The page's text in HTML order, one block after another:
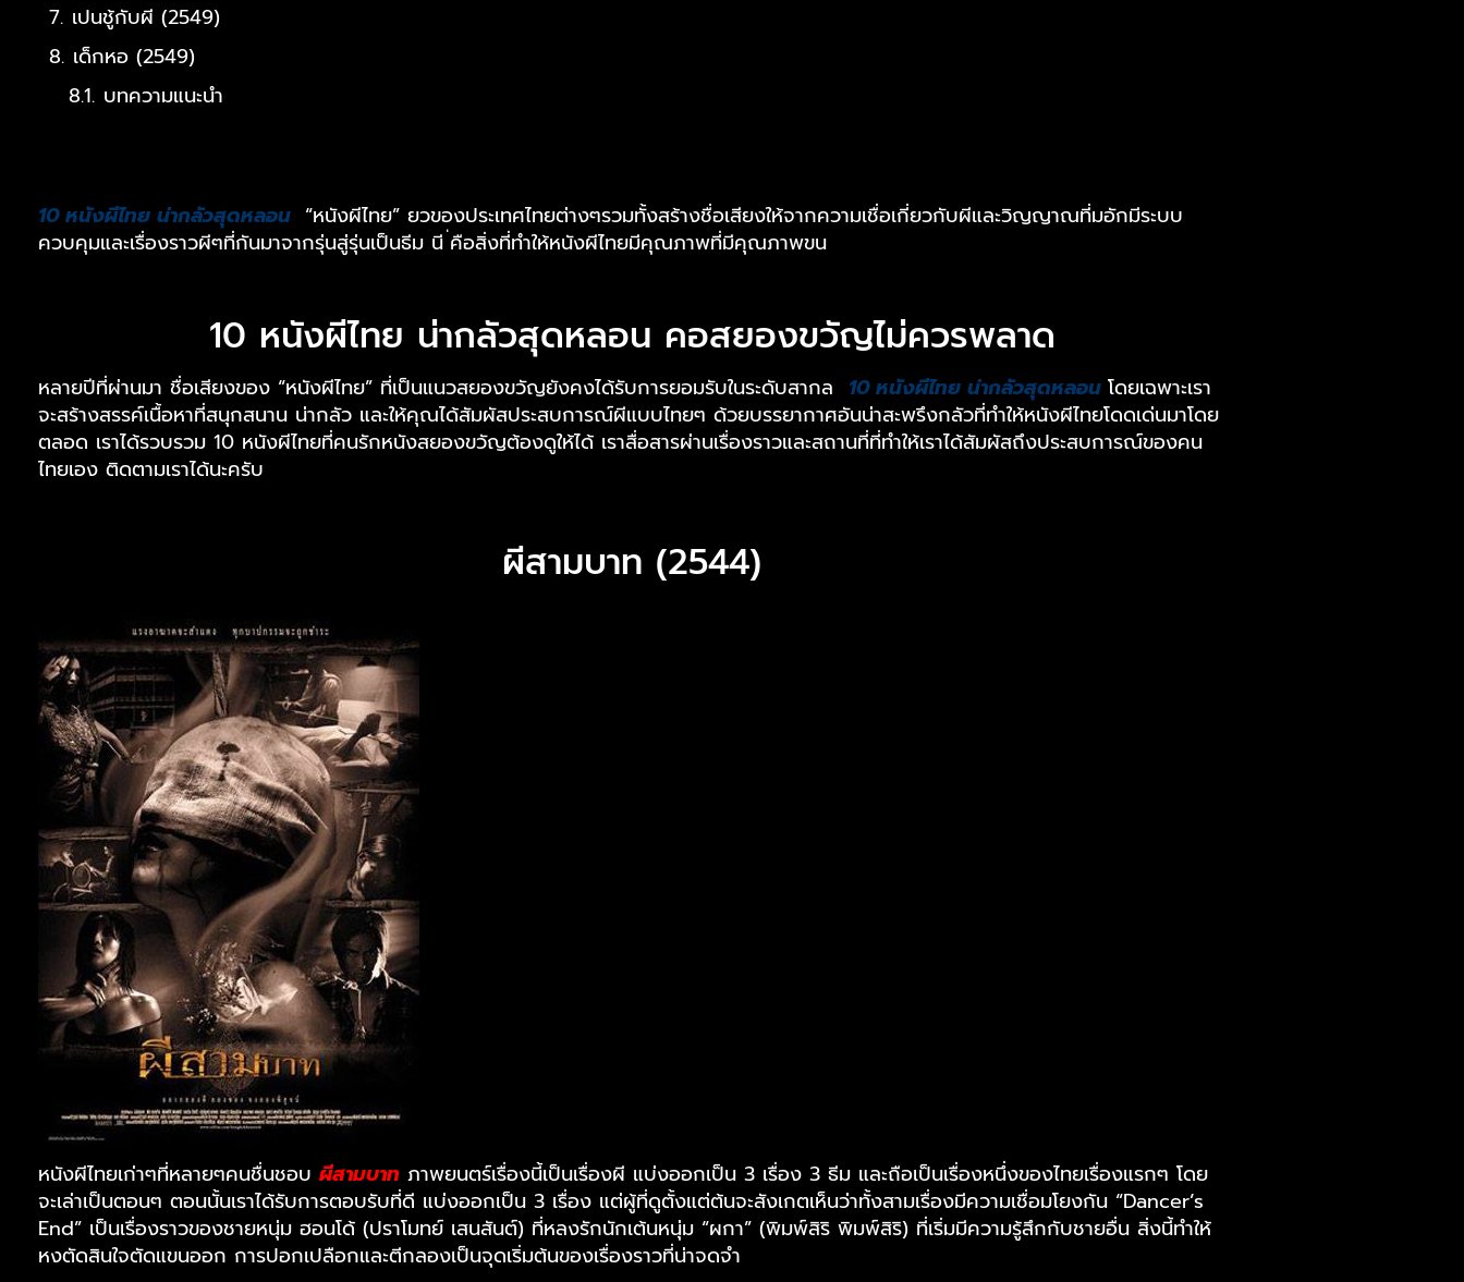
เปนชู้กับผี (2549)
เด็กหอ (2549)
บทความแนะนำ
10 หนังผีไทย น่ากลัวสุดหลอน “หนังผีไทย” ยวของประเทศไทยต่างๆรวมทั้งสร้างชื่อเสียงให้จากความเชื่อเกี่ยวกับผีและวิญญาณที่มอักมีระบบ
ควบคุมและเรื่องราวผีๆที่กันมาจากรุ่นสู่รุ่นเป็นธีม นี ่คือสิ่งที่ทำให้หนังผีไทยมีคุณภาพที่มีคุณภาพขน
10 หนังผีไทย น่ากลัวสุดหลอน คอสยองขวัญไม่ควรพลาด
หลายปีที่ผ่านมา ชื่อเสียงของ “หนังผีไทย” ที่เป็นแนวสยองขวัญยังคงได้รับการยอมรับในระดับสากล 10 หนังผีไทย น่ากลัวสุดหลอน โดยเฉพาะเรา
จะสร้างสรรค์เนื้อหาที่สนุกสนาน น่ากลัว และให้คุณได้สัมผัสประสบการณ์ผีแบบไทยๆ ด้วยบรรยากาศอันน่าสะพรึงกลัวที่ทำให้หนังผีไทยโดดเด่นมาโดย
ตลอด เราได้รวบรวม 10 หนังผีไทยที่คนรักหนังสยองขวัญต้องดูให้ได้ เราสื่อสารผ่านเรื่องราวและสถานที่ที่ทำให้เราได้สัมผัสถึงประสบการณ์ของคน
ไทยเอง ติดตามเราได้นะครับ
ผีสามบาท (2544)
หนังผีไทยเก่าๆที่หลายๆคนชื่นชอบ ผีสามบาท ภาพยนตร์เรื่องนี้เป็นเรื่องผี แบ่งออกเป็น 3 เรื่อง 3 ธีม และถือเป็นเรื่องหนึ่งของไทยเรื่องแรกๆ โดย
จะเล่าเป็นตอนๆ ตอนนั้นเราได้รับการตอบรับที่ดี แบ่งออกเป็น 3 เรื่อง แต่ผู้ที่ดูตั้งแต่ต้นจะสังเกตเห็นว่าทั้งสามเรื่องมีความเชื่อมโยงกัน “Dancer’s
End” เป็นเรื่องราวของชายหนุ่ม ฮอนโด้ (ปราโมทย์ เสนสันต์) ที่หลงรักนักเต้นหนุ่ม “ผกา” (พิมพ์สิริ พิมพ์สิริ) ที่เริ่มมีความรู้สึกกับชายอื่น สิ่งนี้ทำให้
หงตัดสินใจตัดแขนออก การปอกเปลือกและตีกลองเป็นจุดเริ่มต้นของเรื่องราวที่น่าจดจำ